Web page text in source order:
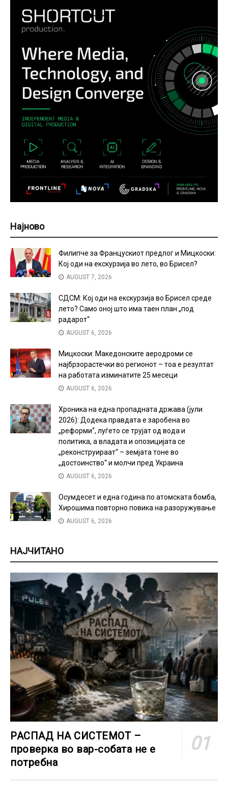
Најново
Филипче за Францускиот предлог и Мицкоски:
Кој оди на екскурзија во лето, во Брисел?
AUGUST 7, 2026
СДСМ: Кој оди на екскурзија во Брисел среде
лето? Само оној што има таен план „под
радарот“
AUGUST 6, 2026
Мицкоски: Македонските аеродроми се
најбрзорастечки во регионот – тоа е резултат
на работата изминатите 25 месеци
AUGUST 6, 2026
Хроника на една пропадната држава (јули
2026): Додека правдата е заробена во
„реформи“, луѓето се трујат од вода и
политика, а владата и опозицијата се
„реконструираат“ – земјата тоне во
„достоинство“ и молчи пред Украина
AUGUST 6, 2026
Осумдесет и една година по атомската бомба,
Хирошима повторно повика на разоружување
AUGUST 6, 2026
НАЈЧИТАНО
РАСПАД НА СИСТЕМОТ –
проверка во вар-собата не е
потребна